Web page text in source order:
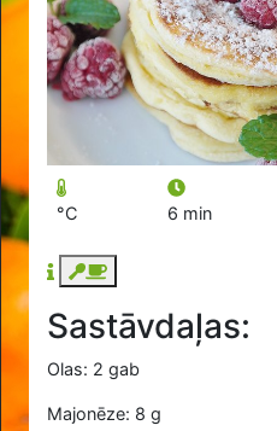
°C 6 min
Sastāvdaļas:
Olas: 2 gab
Majonēze: 8 g